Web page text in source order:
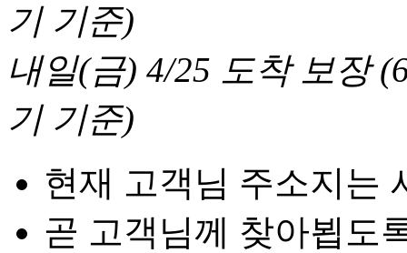
기 기준)
내일(금) 4/25 도착 보장(
기 기준)
현재 고객님 주소지는
곧 고객님께 찾아뵙도